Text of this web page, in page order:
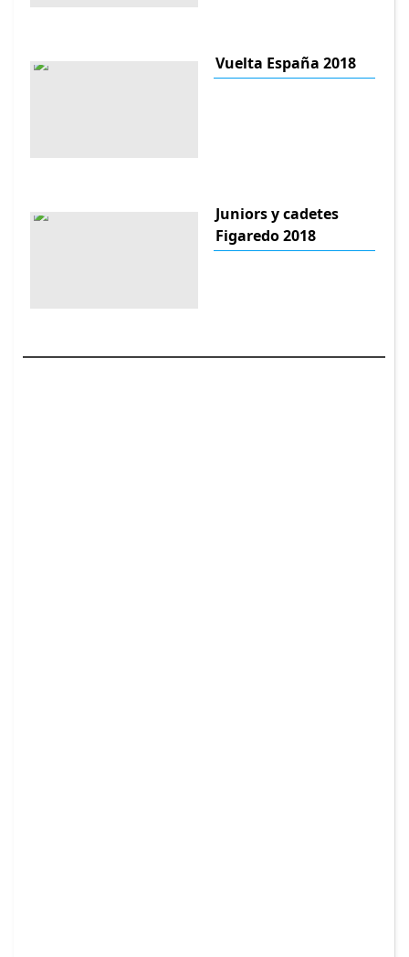
Vuelta España 2018
Juniors y cadetes
Figaredo 2018